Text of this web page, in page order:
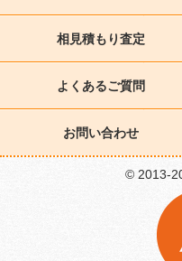
相見積もり査定
よくあるご質問
お問い合わせ
© 2013-